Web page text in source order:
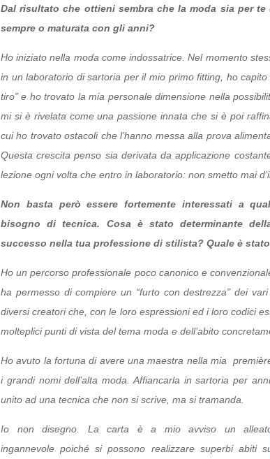
Dal risultato che ottieni sembra che la moda sia per
sempre o maturata con gli anni?
Ho iniziato nella moda come indossatrice. Nel momento
in un laboratorio di sartoria per il mio primo fitting, ho
tiro” e ho trovato la mia personale dimensione nella
mi si è rivelata come una passione innata che si è poi
cui ho trovato ostacoli che l’hanno messa alla prova
Questa crescita penso sia derivata da applicazione
lezione ogni volta che entro in laboratorio: non smetto mai
Non basta però essere fortemente interessati a
bisogno di tecnica. Cosa è stato determinante
successo nella tua professione di stilista? Quale è
Ho un percorso professionale poco canonico e
ha permesso di compiere un “furto con destrezza” dei
diversi creatori che, con le loro espressioni ed i loro codici
molteplici punti di vista del tema moda e dell’abito
Ho avuto la fortuna di avere una maestra nella mia
i grandi nomi dell’alta moda. Affiancarla in sartoria per
unito ad una tecnica che non si scrive, ma si tramanda.
Io non disegno. La carta è a mio avviso un
ingannevole poiché si possono realizzare superbi abiti